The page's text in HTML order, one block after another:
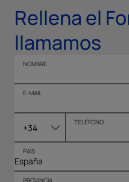
Rellena el
llamamos
NOMBRE
E-MAIL
+34 TELÉFONO
PAÍS
PROVINCIA